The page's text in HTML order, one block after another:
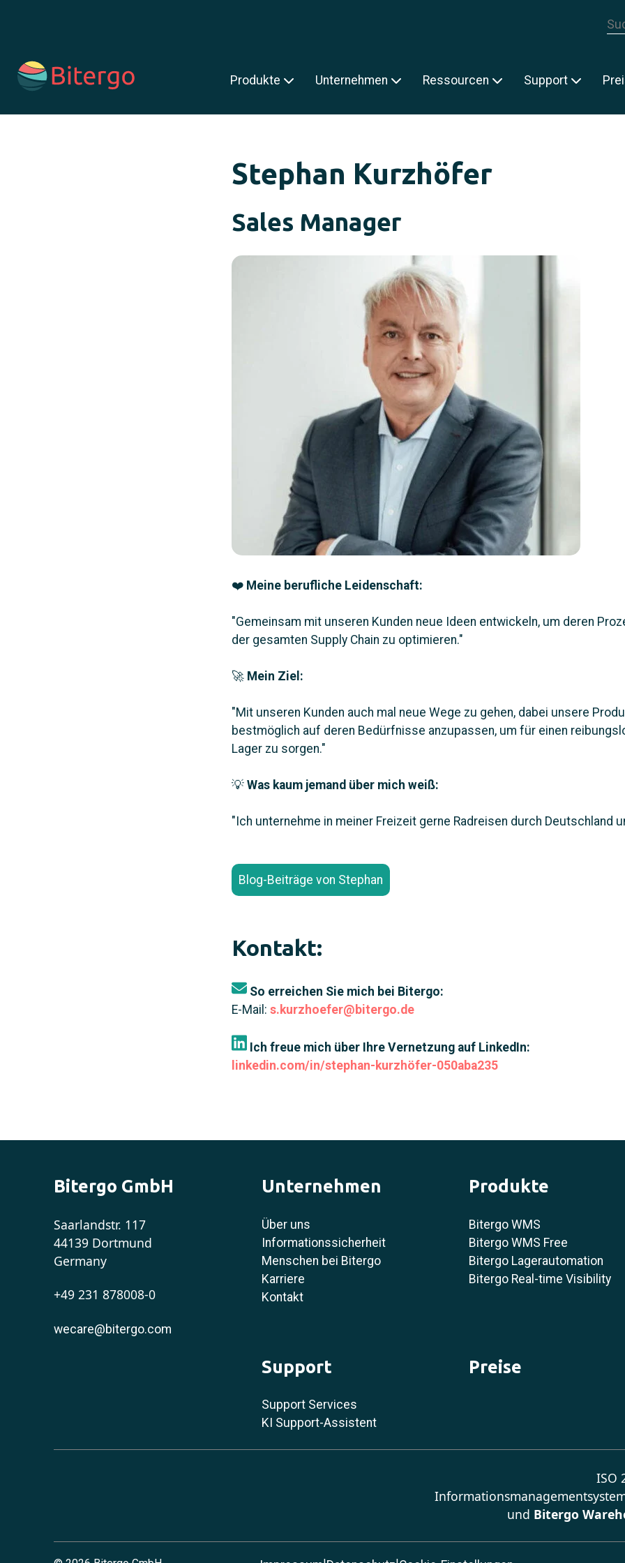
Produkte Unternehmen Ressourcen Support
ist ein Suchfeld mit einer automatischen Vorschlagsfunktion.
Stephan Kurzhöfer
Sales Manager
❤️ Meine berufliche Leidenschaft:
"Gemeinsam mit unseren Kunden neue Ideen entwickeln, um deren
der gesamten Supply Chain zu optimieren."
🚀 Mein Ziel:
"Mit unseren Kunden auch mal neue Wege zu gehen, dabei unsere
bestmöglich auf deren Bedürfnisse anzupassen, um für einen
Lager zu sorgen."
💡 Was kaum jemand über mich weiß:
"Ich unternehme in meiner Freizeit gerne Radreisen durch Deutschland
Blog-Beiträge von Stephan
Kontakt:
So erreichen Sie mich bei Bitergo:
E-Mail: s.kurzhoefer@bitergo.de
Ich freue mich über Ihre Vernetzung auf LinkedIn:
linkedin.com/in/stephan-kurzhöfer-050aba235
Bitergo GmbH
Saarlandstr. 117
44139 Dortmund
Germany
+49 231 878008-0
wecare@bitergo.com
Unternehmen
Über uns
Informationssicherheit
Menschen bei Bitergo
Karriere
Kontakt
Produkte
Bitergo WMS
Bitergo WMS Free
Bitergo Lagerautomation
Bitergo Real-time Visibility
Support
Support Services
KI Support-Assistent
Preise
ISO
und Bitergo